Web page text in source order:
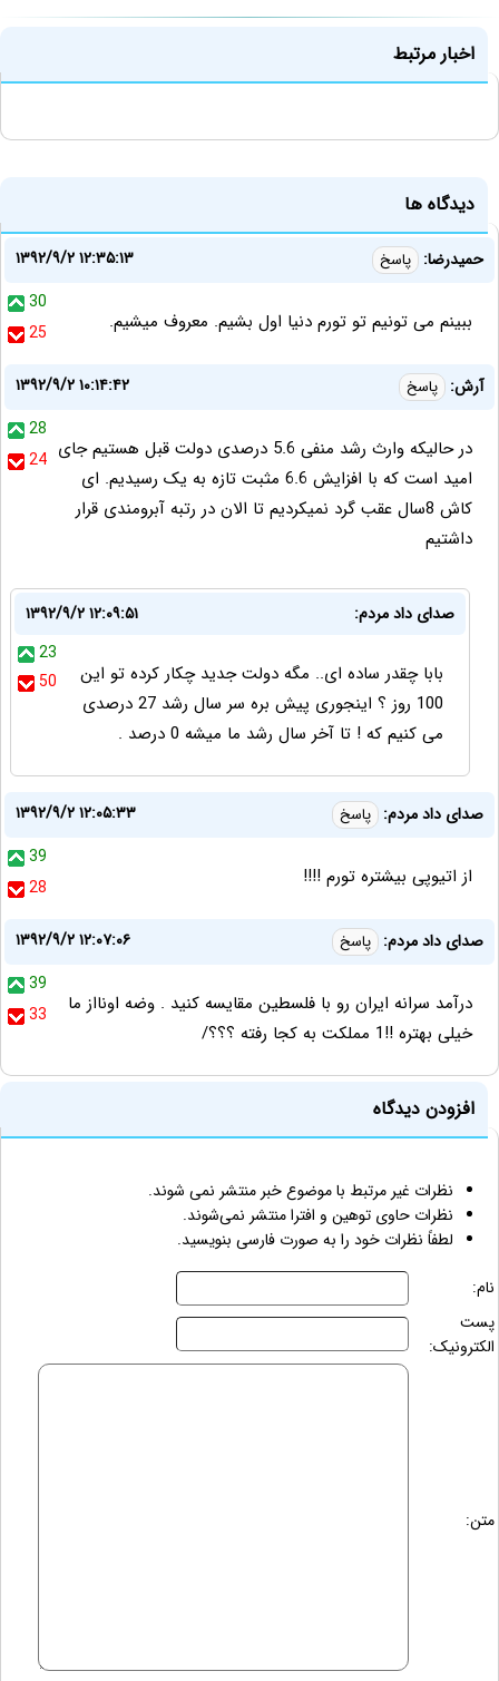
اخبار مرتبط
دیدگاه ها
حمیدرضا: پاسخ
۱۳۹۲/۹/۲ ۱۲:۳۵:۱۳
30
25
ببینم می تونیم تو تورم دنیا اول بشیم. معروف میشیم.
آرش: پاسخ
۱۳۹۲/۹/۲ ۱۰:۱۴:۴۲
28
24 در حالیکه وارث رشد منفی 5.6 درصدی دولت قبل هستیم جای
امید است که با افزایش 6.6 مثبت تازه به یک رسیدیم. ای
کاش 8سال عقب گرد نمیکردیم تا الان در رتبه آبرومندی قرار
داشتیم
صدای داد مردم:
۱۳۹۲/۹/۲ ۱۲:۰۹:۵۱
23
50
بابا چقدر ساده ای.. مگه دولت جدید چکار کرده تو این
100 روز ؟ اینجوری پیش بره سر سال رشد 27 درصدی
می کنیم که ! تا آخر سال رشد ما میشه 0 درصد .
صدای داد مردم: پاسخ
۱۳۹۲/۹/۲ ۱۲:۰۵:۳۳
39
28
از اتیوپی بیشتره تورم !!!!
صدای داد مردم: پاسخ
۱۳۹۲/۹/۲ ۱۲:۰۷:۰۶
39
33
درآمد سرانه ایران رو با فلسطین مقایسه کنید . وضه اونااز ما
خیلی بهتره !!1 مملکت به کجا رفته ؟؟؟/
افزودن دیدگاه
نظرات غیر مرتبط با موضوع خبر منتشر نمی شوند.
نظرات حاوی توهین و افترا منتشر نمی‌شوند.
لطفاً نظرات خود را به صورت فارسی بنویسید.
نام:
پست
الکترونیک:
متن: